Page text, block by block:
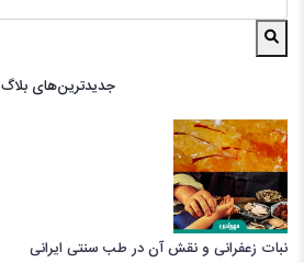
جدیدترین‌های بلاگ
نبات زعفرانی و نقش آن در طب سنتی ایرانی